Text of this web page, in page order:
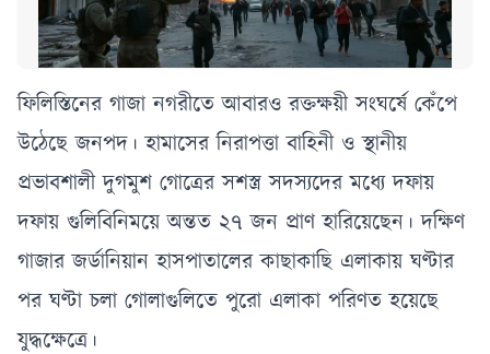
ফিলিস্তিনের গাজা নগরীতে আবারও রক্তক্ষয়ী সংঘর্ষে কেঁপে
উঠেছে জনপদ। হামাসের নিরাপত্তা বাহিনী ও স্থানীয়
প্রভাবশালী দুগমুশ গোত্রের সশস্ত্র সদস্যদের মধ্যে দফায়
দফায় গুলিবিনিময়ে অন্তত ২৭ জন প্রাণ হারিয়েছেন। দক্ষিণ
গাজার জর্ডানিয়ান হাসপাতালের কাছাকাছি এলাকায় ঘণ্টার
পর ঘণ্টা চলা গোলাগুলিতে পুরো এলাকা পরিণত হয়েছে
যুদ্ধক্ষেত্রে।